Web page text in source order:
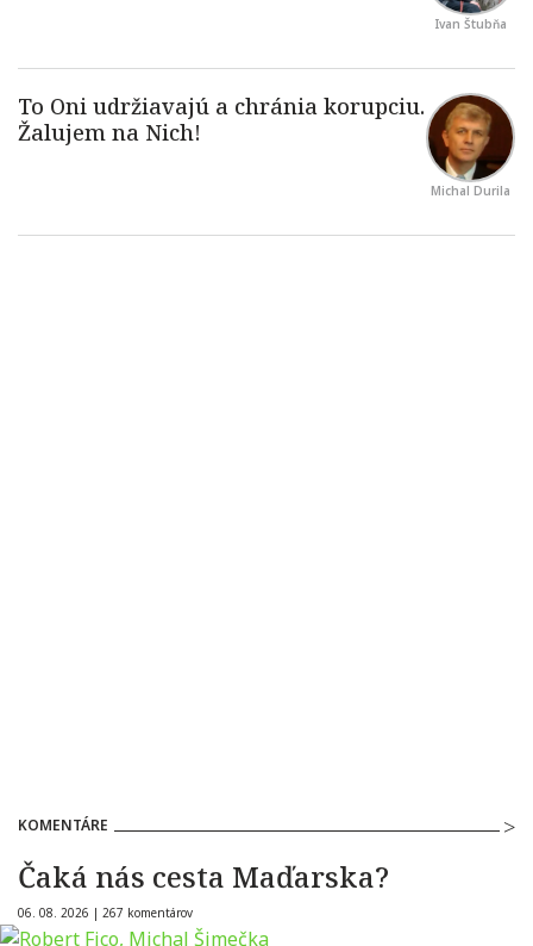
Ivan Štubňa
Michal Durila
KOMENTÁRE
Čaká nás cesta Maďarska?
06. 08. 2026 | 267 komentárov